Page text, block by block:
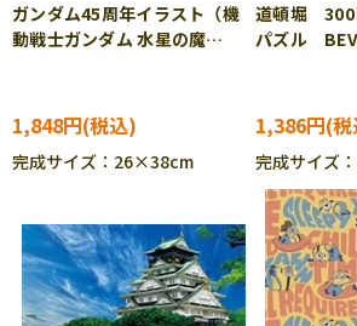
ガンダム45周年イラスト（機
動戦士ガンダム 水星の魔
BEV-300-141
1,848円
完成サイズ：26×38cm
道頓堀 300
パズル
1,386円
完成サイズ